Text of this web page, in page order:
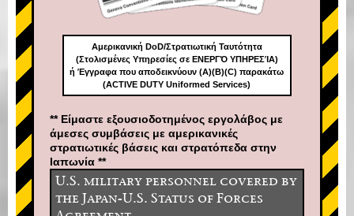
Αμερικανική DoD/Στρατιωτική Ταυτότητα
(Στολισμένες Υπηρεσίες σε ΕΝΕΡΓΌ ΥΠΗΡΕΣΊΑ)
ή Έγγραφα που αποδεικνύουν (A)(B)(C) παρακάτω
(ACTIVE DUTY Uniformed Services)
** Είμαστε εξουσιοδοτημένος εργολάβος με
άμεσες συμβάσεις με αμερικανικές
στρατιωτικές βάσεις και στρατόπεδα στην
Ιαπωνία **
U.S. military personnel covered by
the Japan-U.S. Status of Forces